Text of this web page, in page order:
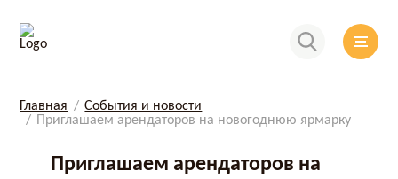
Главная
События и новости
Приглашаем арендаторов на новогоднюю ярмарку
Приглашаем арендаторов на